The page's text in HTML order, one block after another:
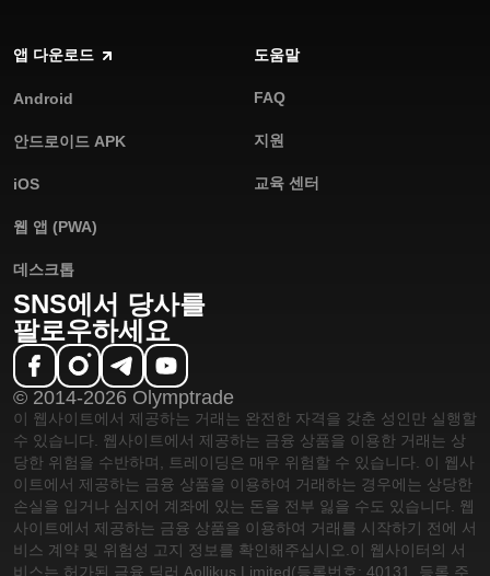
앱 다운로드
Android
안드로이드 APK
iOS
웹 앱 (PWA)
데스크톱
도움말
FAQ
지원
교육 센터
SNS에서 당사를
팔로우하세요
© 2014-2026 Olymptrade
이 웹사이트에서 제공하는 거래는 완전한 자격을 갖춘 성인만 실행할
수 있습니다. 웹사이트에서 제공하는 금융 상품을 이용한 거래는 상
당한 위험을 수반하며, 트레이딩은 매우 위험할 수 있습니다. 이 웹사
이트에서 제공하는 금융 상품을 이용하여 거래하는 경우에는 상당한
손실을 입거나 심지어 계좌에 있는 돈을 전부 잃을 수도 있습니다. 웹
사이트에서 제공하는 금융 상품을 이용하여 거래를 시작하기 전에 서
비스 계약 및 위험성 고지 정보를 확인해주십시오.이 웹사이터의 서
비스는 허가된 금융 딜러 Aollikus Limited(등록번호: 40131, 등록 주